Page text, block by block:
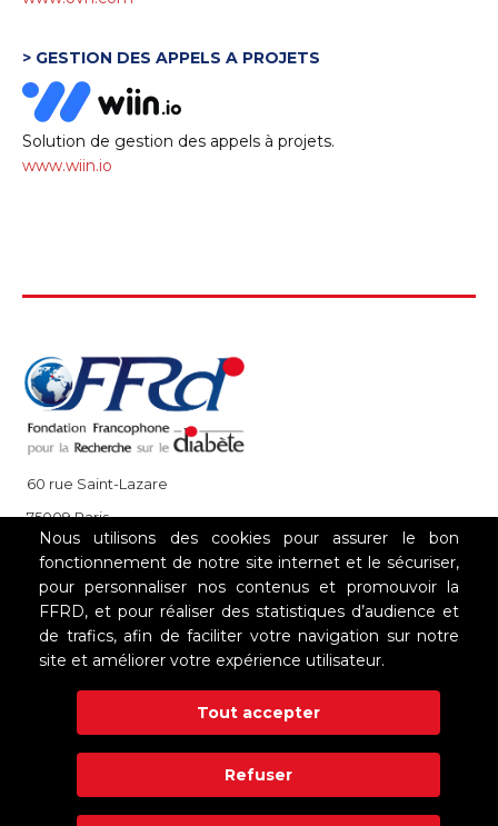
> GESTION DES APPELS A PROJETS
Solution de gestion des appels à projets.
www.wiin.io
60 rue Saint-Lazare
75009 Paris
NOS PARTENAIRES
Nous utilisons des cookies pour assurer le bon
fonctionnement de notre site internet et le sécuriser,
pour personnaliser nos contenus et promouvoir la
FFRD, et pour réaliser des statistiques d’audience et
de trafics, afin de faciliter votre navigation sur notre
site et améliorer votre expérience utilisateur.
Tout accepter
Refuser